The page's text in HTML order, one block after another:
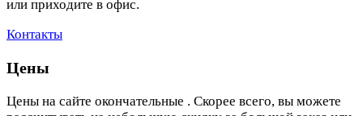
или приходите в офис.
Контакты
Цены
Цены на сайте окончательные . Скорее всего, вы можете